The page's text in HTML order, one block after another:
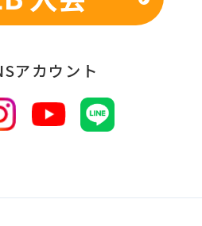
アカウント